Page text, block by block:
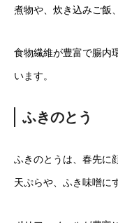
煮物や、炊き込みご飯
食物繊維が豊富で腸内
います。
ふきのとう
ふきのとうは、春先に
天ぷらや、ふき味噌に